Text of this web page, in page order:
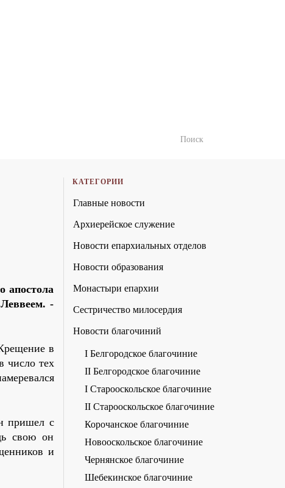
апостола
-
в
число тех
пришел с
свою он
и
КАТЕГОРИИ
Главные новости
Архиерейское служение
Новости епархиальных отделов
Новости образования
Монастыри епархии
Сестричество милосердия
Новости благочиний
I Белгородское благочиние
II Белгородское благочиние
I Старооскольское благочиние
II Старооскольское благочиние
Корочанское благочиние
Новооскольское благочиние
Чернянское благочиние
Шебекинское благочиние